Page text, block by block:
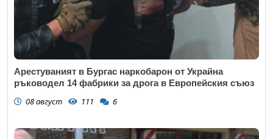
Арестуваният в Бургас наркобарон от Украйна
ръководел 14 фабрики за дрога в Европейския съюз
08 август 111 6